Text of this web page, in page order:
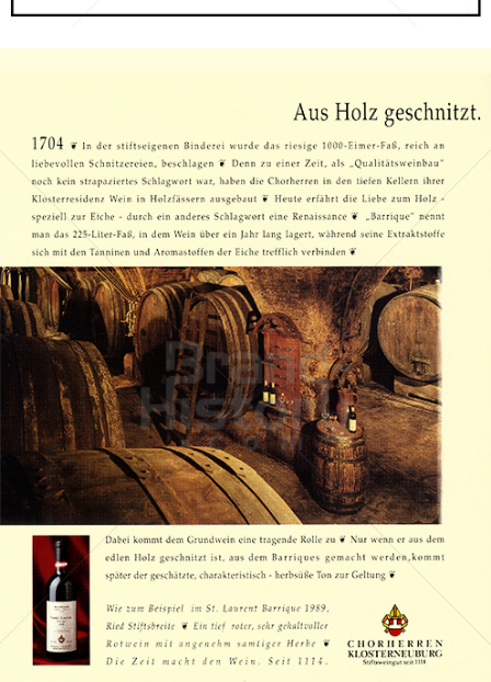
Stift Klosterneuburg Stift Klosterneuburg 1994